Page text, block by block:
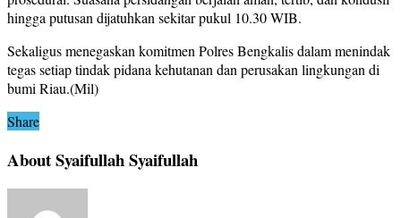
hingga putusan dijatuhkan sekitar pukul 10.30 WIB.
Sekaligus menegaskan komitmen Polres Bengkalis dalam menindak
tegas setiap tindak pidana kehutanan dan perusakan lingkungan di
bumi Riau.(Mil)
Share
About Syaifullah Syaifullah